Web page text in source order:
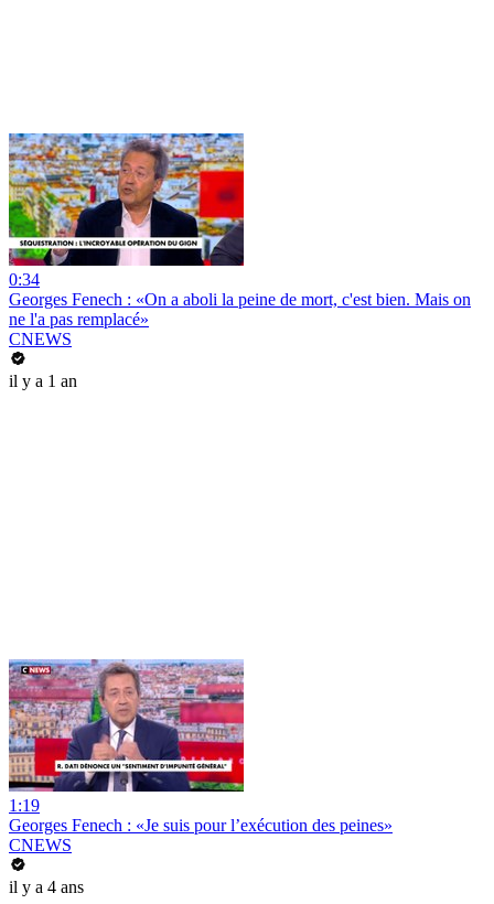
0:34
Georges Fenech : «On a aboli la peine de mort, c'est bien. Mais on
ne l'a pas remplacé»
CNEWS
il y a 1 an
1:19
Georges Fenech : «Je suis pour l’exécution des peines»
CNEWS
il y a 4 ans